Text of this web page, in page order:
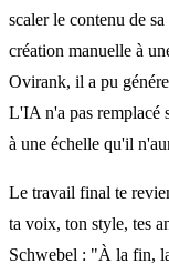
scaler le contenu de
création manuelle à
Ovirank, il a pu
L'IA n'a pas remplacé
à une échelle qu'il
Le travail final te
ta voix, ton style, tes
Schwebel : "À la fin,